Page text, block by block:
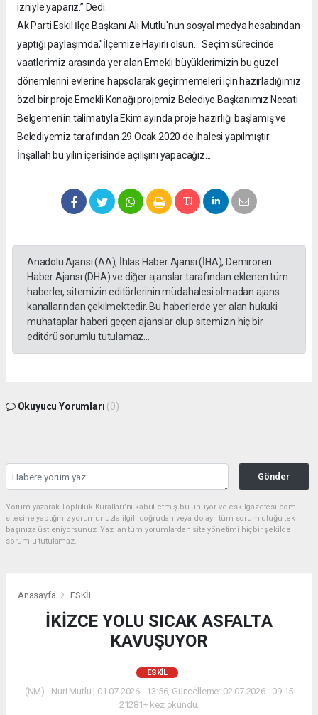
izniyle yaparız.” Dedi.
Ak Parti Eskil İlçe Başkanı Ali Mutlu'nun sosyal medya hesabından
yaptığı paylaşımda,"İlçemize Hayırlı olsun... Seçim sürecinde
vaatlerimiz arasında yer alan Emekli büyüklerimizin bu güzel
dönemlerini evlerine hapsolarak geçirmemeleri için hazırladığımız
özel bir proje Emekli Konağı projemiz Belediye Başkanımız Necati
Belgemen'in talimatıyla Ekim ayında proje hazırlığı başlamış ve
Belediyemiz tarafından 29 Ocak 2020 de ihalesi yapılmıştır.
İnşallah bu yılın içerisinde açılışını yapacağız...
Anadolu Ajansı (AA), İhlas Haber Ajansı (İHA), Demirören
Haber Ajansı (DHA) ve diğer ajanslar tarafından eklenen tüm
haberler, sitemizin editörlerinin müdahalesi olmadan ajans
kanallarından çekilmektedir. Bu haberlerde yer alan hukuki
muhataplar haberi geçen ajanslar olup sitemizin hiç bir
editörü sorumlu tutulamaz...
Okuyucu Yorumları (0)
Gönder
Yorum yazarak Topluluk Kuralları’nı kabul etmiş bulunuyor ve eskilgazetesi.com
sitesine yaptığınız yorumunuzla ilgili doğrudan veya dolaylı tüm sorumluluğu tek
başınıza üstleniyorsunuz. Yazılan tüm yorumlardan site yönetimi hiçbir şekilde
sorumlu tutulamaz.
Anasayfa ESKİL
İKİZCE YOLU SICAK ASFALTA
KAVUŞUYOR
ESKİL
(NM) - Nuri Mutlu | 01.07.2026 - 13:56, Güncelleme: 02.07.2026 - 09:15
21281+ kez okundu.